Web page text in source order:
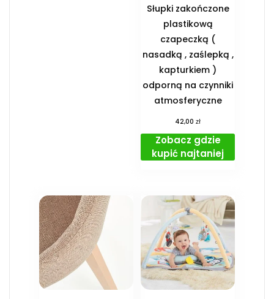
Słupki zakończone
plastikową
czapeczką (
nasadką , zaślepką ,
kapturkiem )
odporną na czynniki
atmosferyczne
42,00zł
Zobacz gdzie
kupić najtaniej